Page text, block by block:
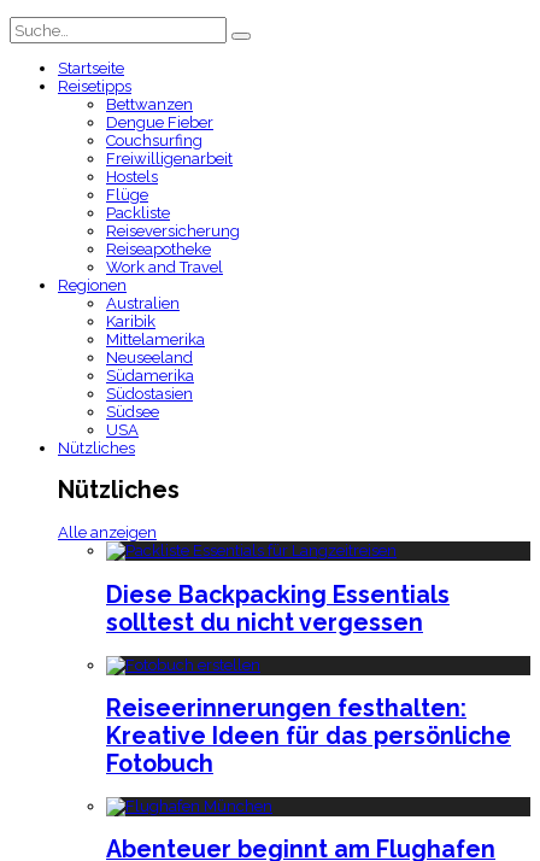
Startseite
Reisetipps
Bettwanzen
Dengue Fieber
Couchsurfing
Freiwilligenarbeit
Hostels
Flüge
Packliste
Reiseversicherung
Reiseapotheke
Work and Travel
Regionen
Australien
Karibik
Mittelamerika
Neuseeland
Südamerika
Südostasien
Südsee
USA
Nützliches
Nützliches
Alle anzeigen
Diese Backpacking Essentials
solltest du nicht vergessen
Reiseerinnerungen festhalten:
Kreative Ideen für das persönliche
Fotobuch
Abenteuer beginnt am Flughafen